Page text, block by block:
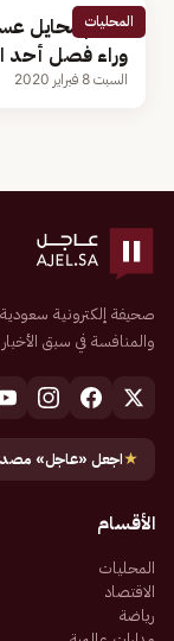
المحليات
تعليم محايل
وراء فصل أحد
السبت 8 فبراير 2020
والمنافسة في سبق
★اجعل «عاجل»
الأقسام
المحليات
الاقتصاد
رياضة